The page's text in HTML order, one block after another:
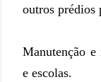
outros prédios
Manutenção e
e escolas.